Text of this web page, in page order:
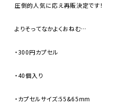
圧倒的人気に応え再販決定です！
よりそってなかよくおねむ…
・300円カプセル
・40個入り
・カプセルサイズ:55&65mm